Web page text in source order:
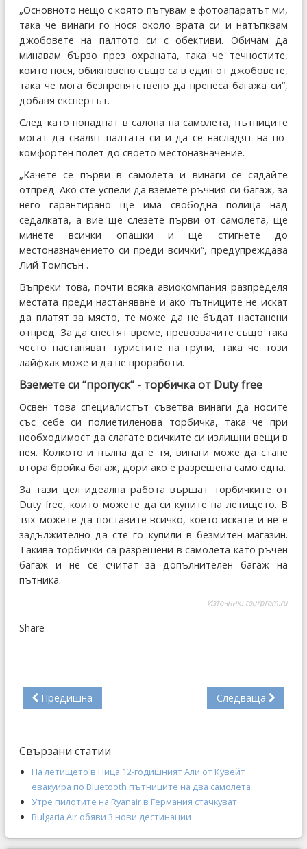
„Основното нещо с която пътувам е фотоапаратът ми,
така че винаги го нося около врата си и натъпквам
джобовете на палтото си с обективи. Обичам да
минавам бързо през охраната, така че течностите,
които нося, обикновено също са в един от джобовете,
така че мога безпрепятствено да пренеса багажа си“,
добавя експертът.
След като попаднат в салона на самолета, пътниците
могат да свалят палтата си и да се насладят на по-
комфортен полет до своето местоназначение.
„Качете се първи в самолета и винаги се сядайте
отпред. Ако сте успели да вземете ръчния си багаж, за
него гарантирано ще има свободна полица над
седалката, а вие ще слезете първи от самолета, ще
минете всички опашки и ще стигнете до
местоназначението си преди всички“, предупреждава
Лий Томпсън .
Въпреки това, почти всяка авиокомпания разпределя
местата преди настаняване и ако пътниците не искат
да платят за място, те може да не бъдат настанени
отпред. За да спестят време, превозвачите също така
често настаняват туристите на групи, така че този
лайфхак може и да не проработи.
Вземете си “пропуск” - торбичка от Duty free
Освен това специалистът съветва винаги да носите
със себе си полиетиленова торбичка, така че при
необходимост да слагате всичките си излишни вещи в
нея. Колкото и пълна да е тя, винаги може да стане
втора бройка багаж, дори ако е разрешена само една.
За тази цел идеална работа вършат торбичките от
Duty free, които можете да си купите на летището. В
тях можете да поставите всичко, което искате и не е
задължително да сте го купили в безмитен магазин.
Такива торбички са разрешени в самолета като ръчен
багаж и не се считат за допълнителен багаж на
пътника.
Източник: tourprom.ru
Share
Предишна Следваща
Свързани статии
На летището в Ница 12-годишният Али от Кувейт
евакуира по Bluetooth пътниците на два самолета
Утре пилотите на Ryanair в Германия стачкуват
Bulgaria Air обяви 3 нови дестинации